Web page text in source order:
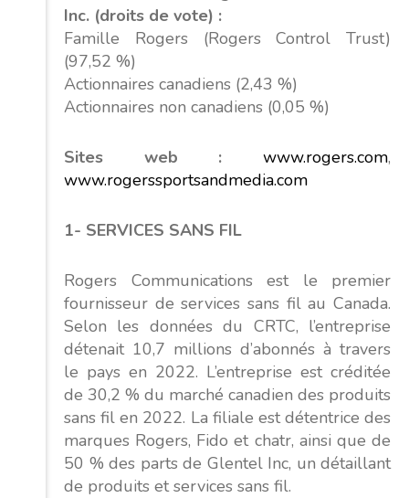
Inc. (droits de vote) :
Famille Rogers (Rogers Control Trust)
(97,52 %)
Actionnaires canadiens (2,43 %)
Actionnaires non canadiens (0,05 %)
Sites web : www.rogers.com,
www.rogerssportsandmedia.com
1- SERVICES SANS FIL
Rogers Communications est le premier
fournisseur de services sans fil au Canada.
Selon les données du CRTC, l’entreprise
détenait 10,7 millions d’abonnés à travers
le pays en 2022. L’entreprise est créditée
de 30,2 % du marché canadien des produits
sans fil en 2022. La filiale est détentrice des
marques Rogers, Fido et chatr, ainsi que de
50 % des parts de Glentel Inc, un détaillant
de produits et services sans fil.